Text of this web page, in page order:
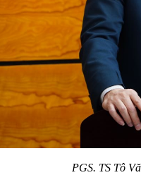
PGS. TS Tô